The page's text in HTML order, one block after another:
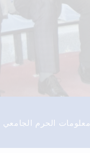
معلومات الحرم الجامعي